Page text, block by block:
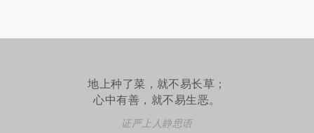
地上种了菜，就不易长草；
心中有善，就不易生恶。
证严上人静思语